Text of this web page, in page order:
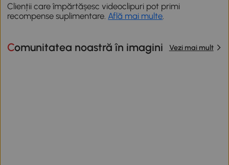
Clienții care împărtășesc videoclipuri pot primi
recompense suplimentare. Află mai multe
Comunitatea noastră în imagini Vezi mai mult